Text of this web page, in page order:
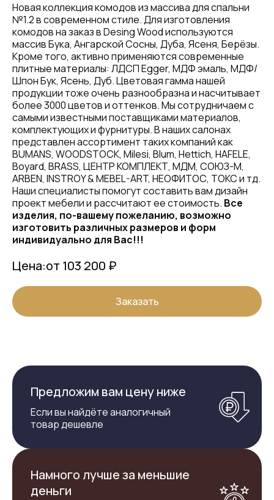
Новая коллекция комодов из массива для спальни
№1.2 в современном стиле. Для изготовления
комодов на заказ в Desing Wood используются
массив Бука, Ангарской Сосны, Дуба, Ясеня, Берёзы.
Кроме того, активно применяются современные
плитные материалы: ЛДСП Egger, МДФ эмаль, МДФ/
Шпон Бук, Ясень, Дуб. Цветовая гамма нашей
продукции тоже очень разнообразна и насчитывает
более 3000 цветов и оттенков. Мы сотрудничаем с
самыми известными поставщиками материалов,
комплектующих и фурнитуры. В наших салонах
представлен ассортимент таких компаний как
BUMANS, WOODSTOCK, Milesi, Blum, Hettich, HAFELE,
Boyard, BRASS, ЦЕНТР КОМПЛЕКТ, МДМ, СОЮЗ-М,
ARBEN, INSTROY & MEBEL-ART, НЕОФИТОС, ТОКС и тд.
Наши специалисты помогут составить вам дизайн
проект мебели и рассчитают ее стоимость. Все
изделия, по-вашему пожеланию, возможно
изготовить различных размеров и форм
индивидуально для Вас!!!
Цена:от 103 200 ₽
Заказать
Предложим вам цену ниже
Если вы найдёте аналогичный
товар дешевле
Намного лучше за меньшие
деньги